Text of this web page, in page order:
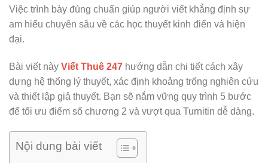
Việc trình bày đúng chuẩn giúp người viết khẳng định sự
am hiểu chuyên sâu về các học thuyết kinh điển và hiện
đại.
Bài viết này Viết Thuê 247 hướng dẫn chi tiết cách xây
dựng hệ thống lý thuyết, xác định khoảng trống nghiên cứu
và thiết lập giả thuyết. Bạn sẽ nắm vững quy trình 5 bước
để tối ưu điểm số chương 2 và vượt qua Turnitin dễ dàng.
Nội dung bài viết